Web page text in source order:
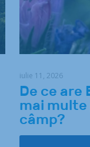
iulie 11, 2026
De ce are
mai
câmp?